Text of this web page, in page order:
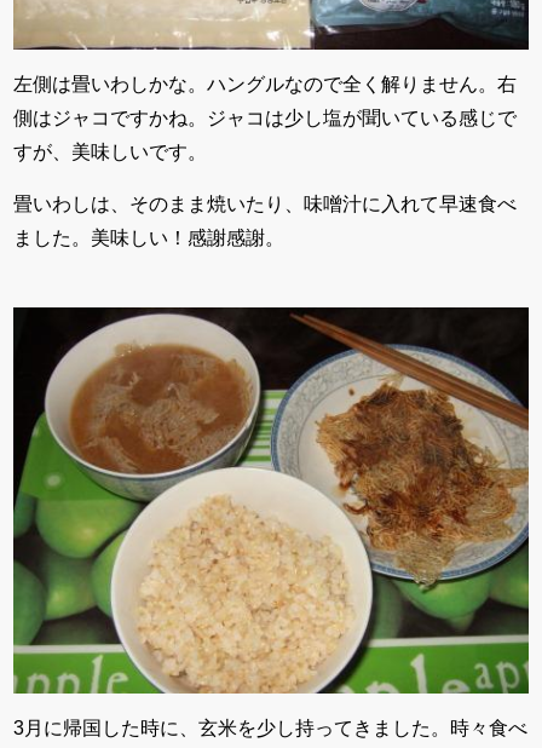
左側は畳いわしかな。ハングルなので全く解りません。右
側はジャコですかね。ジャコは少し塩が聞いている感じで
すが、美味しいです。
畳いわしは、そのまま焼いたり、味噌汁に入れて早速食べ
ました。美味しい！感謝感謝。
3月に帰国した時に、玄米を少し持ってきました。時々食べ